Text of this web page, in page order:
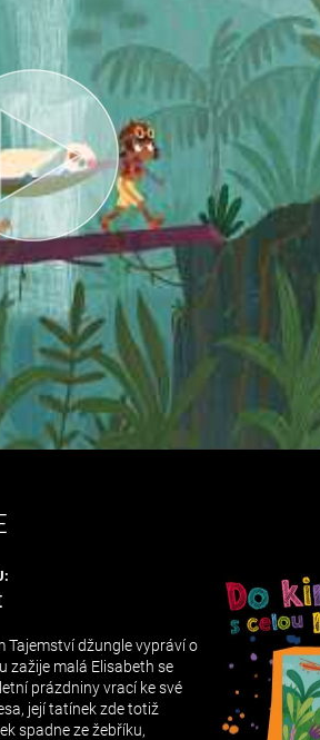
Tajemství džungle vypráví o
zažije malá Elisabeth se
prázdniny vrací ke své
její tatínek zde totiž
spadne ze žebříku,